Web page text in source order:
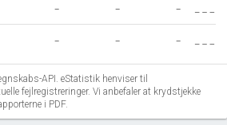
- - -
- - -
API. eStatistik henviser til
fejlregistreringer. Vi anbefaler at krydstjekke
i PDF.